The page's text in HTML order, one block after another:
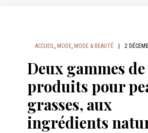
ACCUEIL, MODE, MODE & BEAUTÉ 2
Deux gammes de
produits pour
grasses, aux
ingrédients